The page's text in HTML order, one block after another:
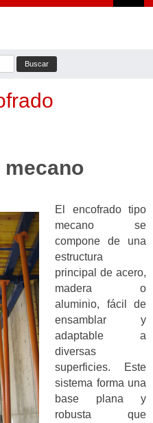
El encofrado tipo
mecano se
compone de una
estructura
principal de acero,
madera o
aluminio, fácil de
ensamblar y
adaptable a
diversas
superficies. Este
sistema forma una
base plana y
robusta que